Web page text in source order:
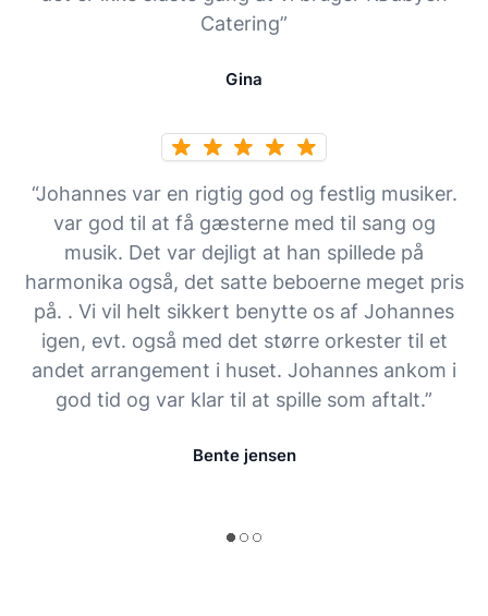
Catering”
Gina
“Johannes var en rigtig god og festlig musiker.
var god til at få gæsterne med til sang og
musik. Det var dejligt at han spillede på
harmonika også, det satte beboerne meget pris
på. . Vi vil helt sikkert benytte os af Johannes
igen, evt. også med det større orkester til et
andet arrangement i huset. Johannes ankom i
god tid og var klar til at spille som aftalt.”
Bente jensen